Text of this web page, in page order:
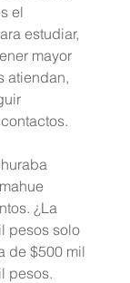
el
estudiar,
mayor
atiendan,
¿La
pesos solo
de $500 mil
pesos.